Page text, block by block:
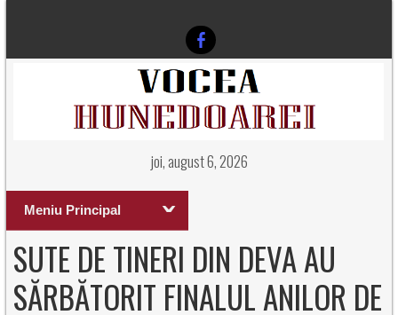
joi, august 6, 2026
Meniu Principal
SUTE DE TINERI DIN DEVA AU
SĂRBĂTORIT FINALUL ANILOR DE